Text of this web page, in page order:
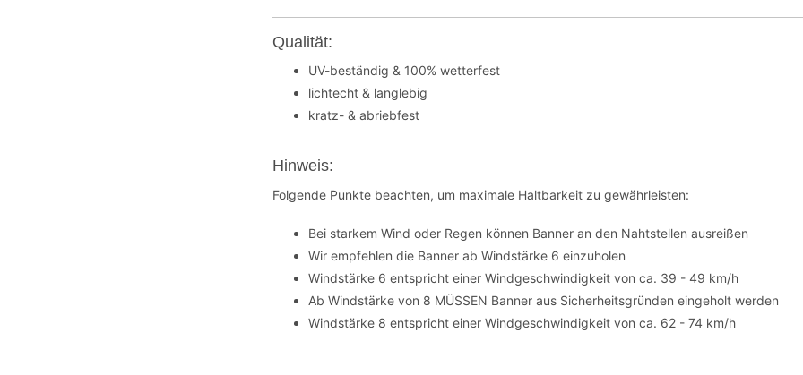
Qualität:
UV-beständig & 100% wetterfest
lichtecht & langlebig
kratz- & abriebfest
Hinweis:
Folgende Punkte beachten, um maximale Haltbarkeit zu gewährleisten:
Bei starkem Wind oder Regen können Banner an den Nahtstellen ausreißen
Wir empfehlen die Banner ab Windstärke 6 einzuholen
Windstärke 6 entspricht einer Windgeschwindigkeit von ca. 39 - 49 km/h
Ab Windstärke von 8 MÜSSEN Banner aus Sicherheitsgründen eingeholt werden
Windstärke 8 entspricht einer Windgeschwindigkeit von ca. 62 - 74 km/h